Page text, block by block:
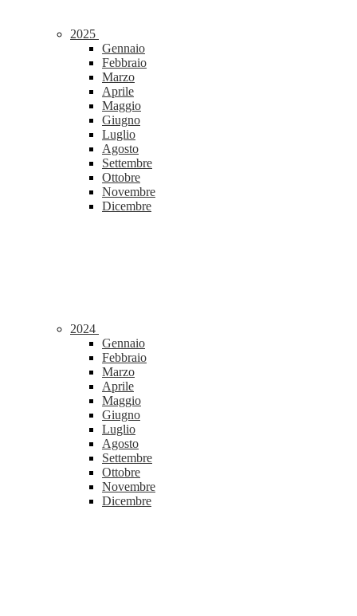
2025
Gennaio
Febbraio
Marzo
Aprile
Maggio
Giugno
Luglio
Agosto
Settembre
Ottobre
Novembre
Dicembre
2024
Gennaio
Febbraio
Marzo
Aprile
Maggio
Giugno
Luglio
Agosto
Settembre
Ottobre
Novembre
Dicembre